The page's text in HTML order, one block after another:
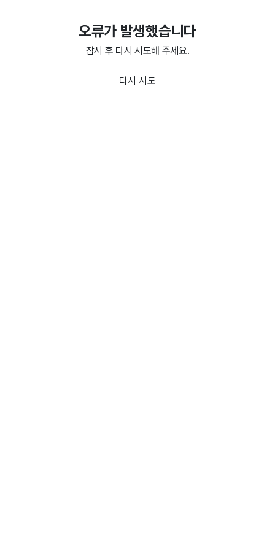
오류가 발생했습니다
잠시 후 다시 시도해 주세요.
다시 시도